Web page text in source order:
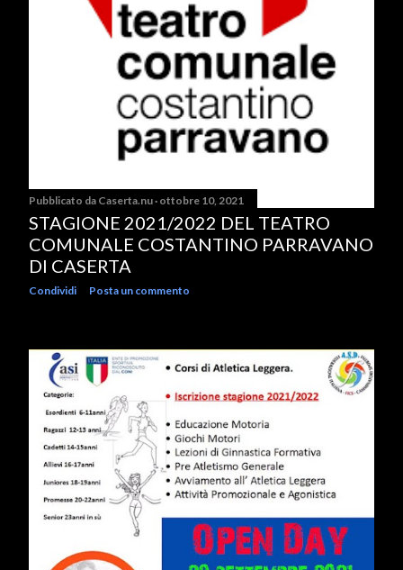
Pubblicato da Caserta.nu ottobre 10, 2021
STAGIONE 2021/2022 DEL TEATRO
COMUNALE COSTANTINO PARRAVANO
DI CASERTA
Condividi Posta un commento